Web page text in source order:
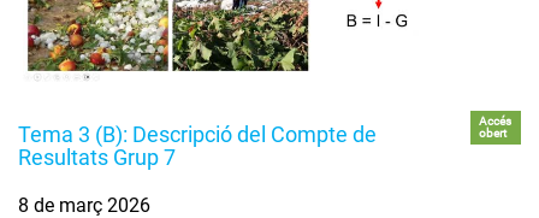
Tema 3 (B): Descripció del Compte de
Resultats Grup 7
Accés
obert
8 de març 2026